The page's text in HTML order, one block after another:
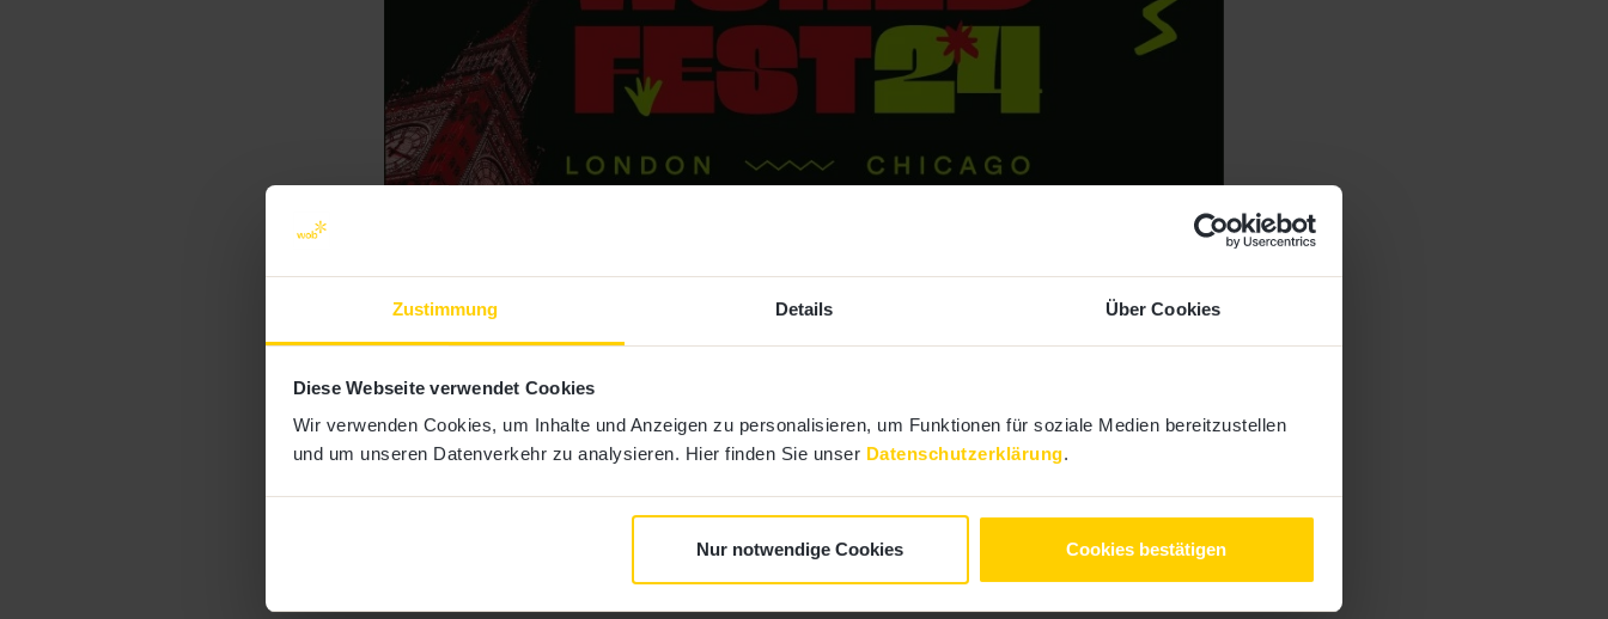
Zustimmung Details Über Cookies
Diese Webseite verwendet Cookies
Wir verwenden Cookies, um Inhalte und Anzeigen zu personalisieren, um Funktionen für soziale Medien bereitzustellen
und um unseren Datenverkehr zu analysieren. Hier finden Sie unser Datenschutzerklärung.
Nur notwendige Cookies Cookies bestätigen
Strategische Insights für Marketing-Entscheider:
Das hochkarätige Programm fokussiert sich auf die brennendsten Fragen für
CMOs und Marketing-Führungskräfte: